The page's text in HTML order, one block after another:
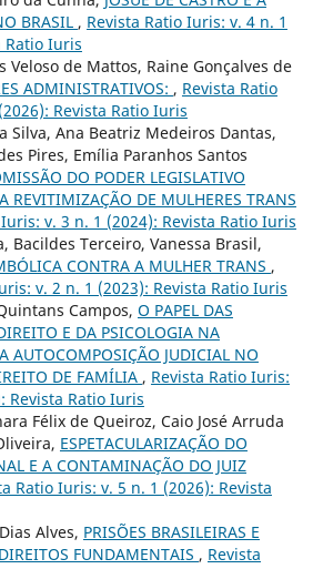
BRASIL , Revista Ratio Iuris: v. 4 n. 1
Ratio Iuris
Veloso de Mattos, Raine Gonçalves de
ADMINISTRATIVOS: , Revista Ratio
Revista Ratio Iuris
Silva, Ana Beatriz Medeiros Dantas,
Pires, Emília Paranhos Santos
DO PODER LEGISLATIVO
REVITIMIZAÇÃO DE MULHERES TRANS
v. 3 n. 1 (2024): Revista Ratio Iuris
Bacildes Terceiro, Vanessa Brasil,
CONTRA A MULHER TRANS ,
v. 2 n. 1 (2023): Revista Ratio Iuris
Campos, O PAPEL DAS
E DA PSICOLOGIA NA
AUTOCOMPOSIÇÃO JUDICIAL NO
DE FAMÍLIA , Revista Ratio Iuris:
Revista Ratio Iuris
Félix de Queiroz, Caio José Arruda
ESPETACULARIZAÇÃO DO
E A CONTAMINAÇÃO DO JUIZ
Ratio Iuris: v. 5 n. 1 (2026): Revista
Alves, PRISÕES BRASILEIRAS E
FUNDAMENTAIS , Revista